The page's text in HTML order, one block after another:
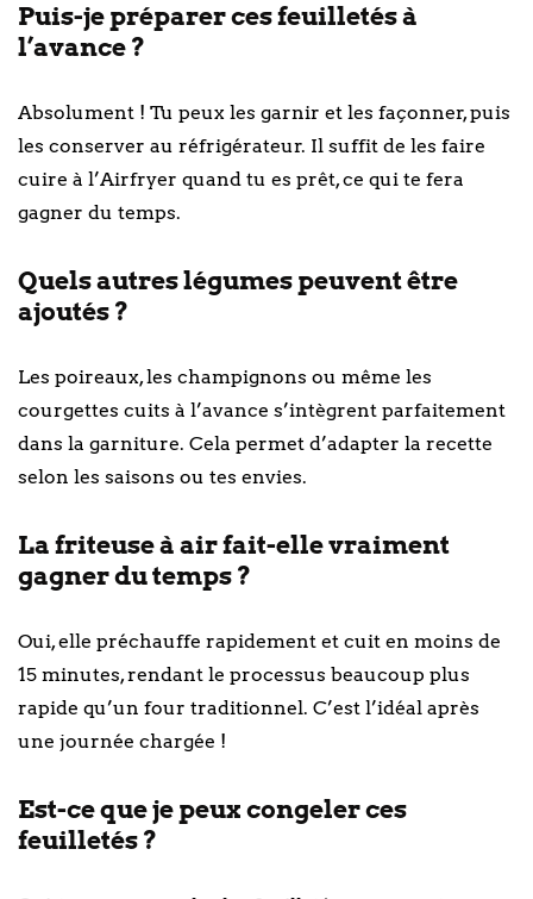
Puis-je préparer ces feuilletés à
l’avance ?
Absolument ! Tu peux les garnir et les façonner, puis
les conserver au réfrigérateur. Il suffit de les faire
cuire à l’Airfryer quand tu es prêt, ce qui te fera
gagner du temps.
Quels autres légumes peuvent être
ajoutés ?
Les poireaux, les champignons ou même les
courgettes cuits à l’avance s’intègrent parfaitement
dans la garniture. Cela permet d’adapter la recette
selon les saisons ou tes envies.
La friteuse à air fait-elle vraiment
gagner du temps ?
Oui, elle préchauffe rapidement et cuit en moins de
15 minutes, rendant le processus beaucoup plus
rapide qu’un four traditionnel. C’est l’idéal après
une journée chargée !
Est-ce que je peux congeler ces
feuilletés ?